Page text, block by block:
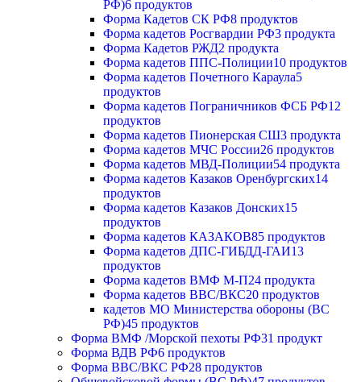
РФ)6 продуктов
Форма Кадетов СК РФ8 продуктов
Форма кадетов Росгвардии РФ3 продукта
Форма Кадетов РЖД2 продукта
Форма кадетов ППС-Полиции10 продуктов
Форма кадетов Почетного Караула5
продуктов
Форма кадетов Пограничников ФСБ РФ12
продуктов
Форма кадетов Пионерская СШ3 продукта
Форма кадетов МЧС России26 продуктов
Форма кадетов МВД-Полиции54 продукта
Форма кадетов Казаков Оренбургских14
продуктов
Форма кадетов Казаков Донских15
продуктов
Форма кадетов КАЗАКОВ85 продуктов
Форма кадетов ДПС-ГИБДД-ГАИ13
продуктов
Форма кадетов ВМФ М-П24 продукта
Форма кадетов ВВС/ВКС20 продуктов
кадетов МО Министерства обороны (ВС
РФ)45 продуктов
Форма ВМФ /Морской пехоты РФ31 продукт
Форма ВДВ РФ6 продуктов
Форма ВВС/ВКС РФ28 продуктов